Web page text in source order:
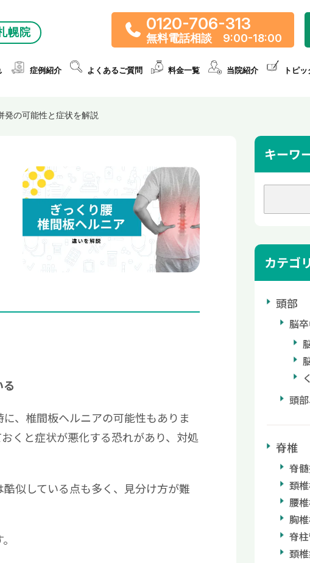
幌院 0120-706-313
無料電話相談 9:00-18:00
症例紹介 よくあるご質問 料金一覧 当院紹介 トピッ
発の可能性と症状を解説
、椎間板ヘルニアの可能性もありま
くと症状が悪化する恐れがあり、対処
似している点も多く、見分け方が難
キーワ
カテゴリ
頭部
脳
頭
脊椎
脊
頚
腰
胸
脊
頚